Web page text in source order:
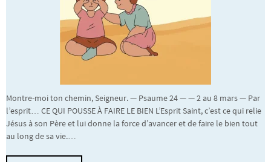
Montre-moi ton chemin, Seigneur. — Psaume 24 — — 2 au 8 mars — Par
l’esprit… CE QUI POUSSE À FAIRE LE BIEN L’Esprit Saint, c’est ce qui relie
Jésus à son Père et lui donne la force d’avancer et de faire le bien tout
au long de sa vie.…